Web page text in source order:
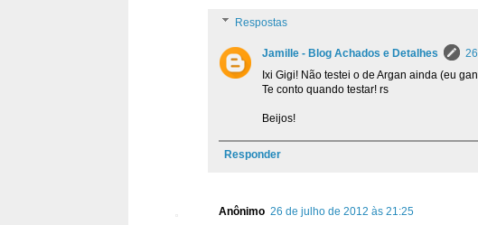
Respostas
Jamille - Blog Achados e Detalhes
Ixi Gigi! Não testei o de Argan ainda (eu
Te conto quando testar! rs
Beijos!
Responder
Anônimo 26 de julho de 2012 às 21:25